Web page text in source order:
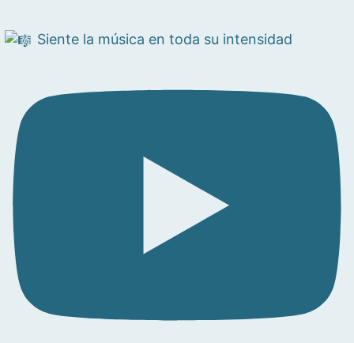
Siente la música en toda su intensidad